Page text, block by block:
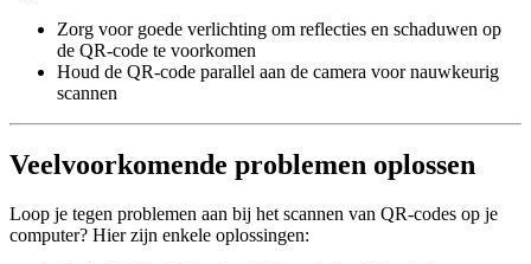
Zorg voor goede verlichting om reflecties en schaduwen op
de QR-code te voorkomen
Houd de QR-code parallel aan de camera voor nauwkeurig
scannen
Veelvoorkomende problemen oplossen
Loop je tegen problemen aan bij het scannen van QR-codes op je
computer? Hier zijn enkele oplossingen: